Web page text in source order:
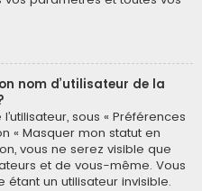
nom d’utilisateur de la
sous « Préférences
« Masquer mon statut en
vous ne serez visible que
et de vous-même. Vous
un utilisateur invisible.